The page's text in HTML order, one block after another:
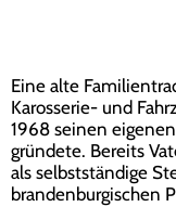
Eine alte
Karosserie- und
1968 seinen
gründete. Bereits
als selbstständige
brandenburgischen